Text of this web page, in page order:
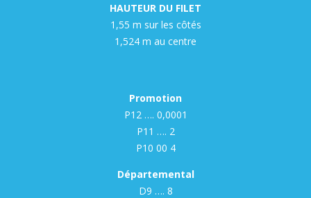
HAUTEUR DU FILET
1,55 m sur les côtés
1,524 m au centre
Promotion
P12 …. 0,0001
P11 …. 2
P10 00 4
Départemental
D9 …. 8